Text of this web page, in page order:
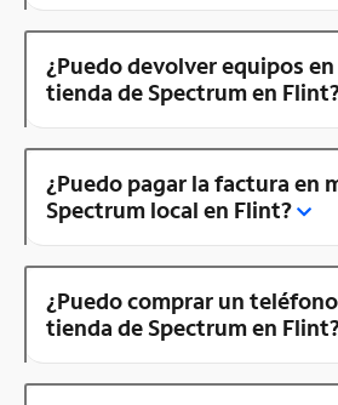
¿Puedo devolver equipos
tienda de Spectrum en
¿Puedo pagar la factura en
Spectrum local en Flint?
¿Puedo comprar un
tienda de Spectrum en